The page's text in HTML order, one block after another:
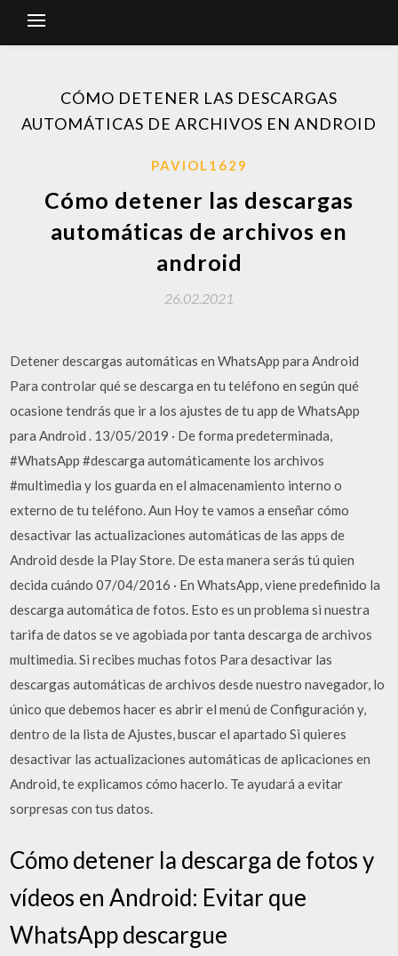
CÓMO DETENER LAS DESCARGAS
AUTOMÁTICAS DE ARCHIVOS EN ANDROID
PAVIOL1629
Cómo detener las descargas
automáticas de archivos en
android
26.02.2021
Detener descargas automáticas en WhatsApp para Android
Para controlar qué se descarga en tu teléfono en según qué
ocasione tendrás que ir a los ajustes de tu app de WhatsApp
para Android . 13/05/2019 · De forma predeterminada,
#WhatsApp #descarga automáticamente los archivos
#multimedia y los guarda en el almacenamiento interno o
externo de tu teléfono. Aun Hoy te vamos a enseñar cómo
desactivar las actualizaciones automáticas de las apps de
Android desde la Play Store. De esta manera serás tú quien
decida cuándo 07/04/2016 · En WhatsApp, viene predefinido la
descarga automática de fotos. Esto es un problema si nuestra
tarifa de datos se ve agobiada por tanta descarga de archivos
multimedia. Si recibes muchas fotos Para desactivar las
descargas automáticas de archivos desde nuestro navegador, lo
único que debemos hacer es abrir el menú de Configuración y,
dentro de la lista de Ajustes, buscar el apartado Si quieres
desactivar las actualizaciones automáticas de aplicaciones en
Android, te explicamos cómo hacerlo. Te ayudará a evitar
sorpresas con tus datos.
Cómo detener la descarga de fotos y
vídeos en Android: Evitar que
WhatsApp descargue